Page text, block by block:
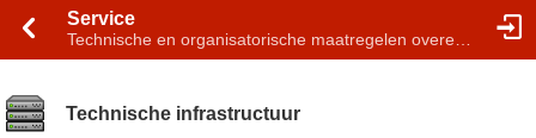
Service
Technische infrastructuur